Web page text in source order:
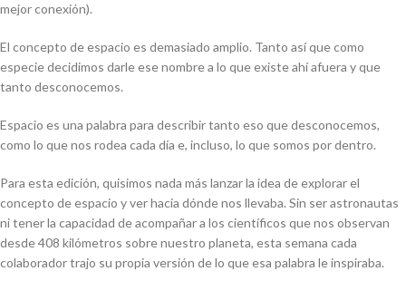
mejor conexión).
El concepto de espacio es demasiado amplio. Tanto así que como
especie decidimos darle ese nombre a lo que existe ahí afuera y que
tanto desconocemos.
Espacio es una palabra para describir tanto eso que desconocemos,
como lo que nos rodea cada día e, incluso, lo que somos por dentro.
Para esta edición, quisimos nada más lanzar la idea de explorar el
concepto de espacio y ver hacia dónde nos llevaba. Sin ser astronautas
ni tener la capacidad de acompañar a los científicos que nos observan
desde 408 kilómetros sobre nuestro planeta, esta semana cada
colaborador trajo su propia versión de lo que esa palabra le inspiraba.